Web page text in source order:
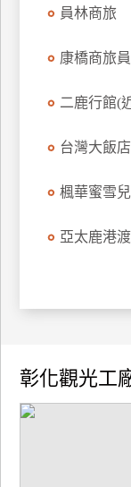
作
廠
合
員林商旅
康橋商旅
二鹿行館(
台灣大飯
楓華蜜雪
亞太鹿港
彰化觀光工